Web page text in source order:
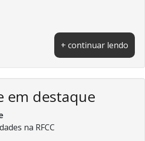
+ continuar lendo
em destaque
na RFCC